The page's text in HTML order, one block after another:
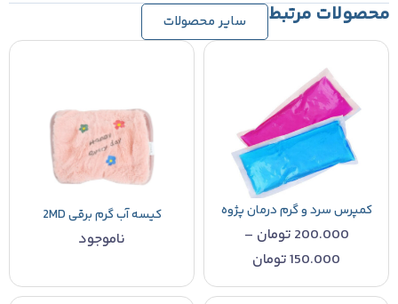
محصولات مرتبط سایر محصولات
کمپرس سرد و گرم درمان پژوه
200.000 تومان –
150.000تومان
کیسه آب گرم برقی 2MD
ناموجود